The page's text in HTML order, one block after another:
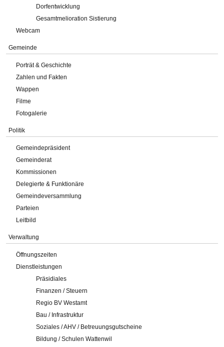
Dorfentwicklung
Gesamtmelioration Sistierung
Webcam
Gemeinde
Porträt & Geschichte
Zahlen und Fakten
Wappen
Filme
Fotogalerie
Politik
Gemeindepräsident
Gemeinderat
Kommissionen
Delegierte & Funktionäre
Gemeindeversammlung
Parteien
Leitbild
Verwaltung
Öffnungszeiten
Dienstleistungen
Präsidiales
Finanzen / Steuern
Regio BV Westamt
Bau / Infrastruktur
Soziales / AHV / Betreuungsgutscheine
Bildung / Schulen Wattenwil